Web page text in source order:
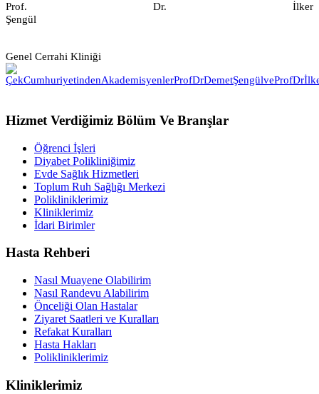
Prof. Dr. İlker
Şengül
Genel Cerrahi Kliniği
Hizmet Verdiğimiz Bölüm Ve Branşlar
Öğrenci İşleri
Diyabet Polikliniğimiz
Evde Sağlık Hizmetleri
Toplum Ruh Sağlığı Merkezi
Polikliniklerimiz
Kliniklerimiz
İdari Birimler
Hasta Rehberi
Nasıl Muayene Olabilirim
Nasıl Randevu Alabilirim
Önceliği Olan Hastalar
Ziyaret Saatleri ve Kuralları
Refakat Kuralları
Hasta Hakları
Polikliniklerimiz
Kliniklerimiz